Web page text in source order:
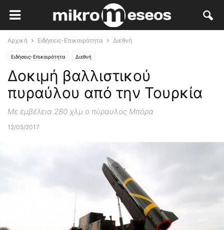
Αρχική Ειδήσεις-Επικαιρότητα Διεθνή
Ειδήσεις-Επικαιρότητα Διεθνή
Δοκιμή βαλλιστικού
πυραύλου από την Τουρκία
Με εμβέλεια 280 χλμ ο πύραυλος Μπόρα
12/05/2017